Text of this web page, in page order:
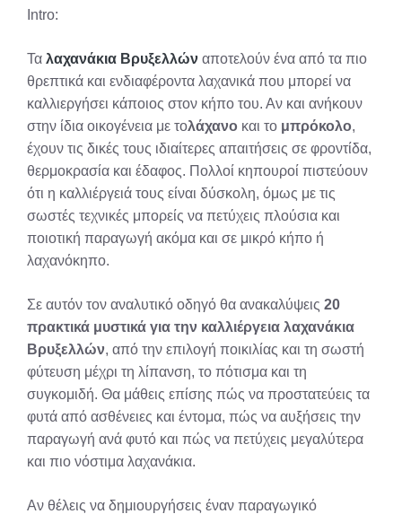
(Twitter)
Intro:
Τα λαχανάκια Βρυξελλών αποτελούν ένα από τα πιο
θρεπτικά και ενδιαφέροντα λαχανικά που μπορεί να
καλλιεργήσει κάποιος στον κήπο του. Αν και ανήκουν
στην ίδια οικογένεια με τολάχανο και το μπρόκολο,
έχουν τις δικές τους ιδιαίτερες απαιτήσεις σε φροντίδα,
θερμοκρασία και έδαφος. Πολλοί κηπουροί πιστεύουν
ότι η καλλιέργειά τους είναι δύσκολη, όμως με τις
σωστές τεχνικές μπορείς να πετύχεις πλούσια και
ποιοτική παραγωγή ακόμα και σε μικρό κήπο ή
λαχανόκηπο.
Σε αυτόν τον αναλυτικό οδηγό θα ανακαλύψεις 20
πρακτικά μυστικά για την καλλιέργεια λαχανάκια
Βρυξελλών, από την επιλογή ποικιλίας και τη σωστή
φύτευση μέχρι τη λίπανση, το πότισμα και τη
συγκομιδή. Θα μάθεις επίσης πώς να προστατεύεις τα
φυτά από ασθένειες και έντομα, πώς να αυξήσεις την
παραγωγή ανά φυτό και πώς να πετύχεις μεγαλύτερα
και πιο νόστιμα λαχανάκια.
Αν θέλεις να δημιουργήσεις έναν παραγωγικό